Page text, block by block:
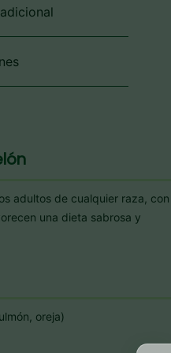
página
adultos de cualquier raza, con
una dieta sabrosa y
oreja)